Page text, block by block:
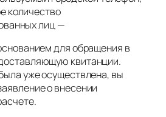
количество
лиц —
для обращения в
квитанции.
уже осуществлена, вы
о внесении